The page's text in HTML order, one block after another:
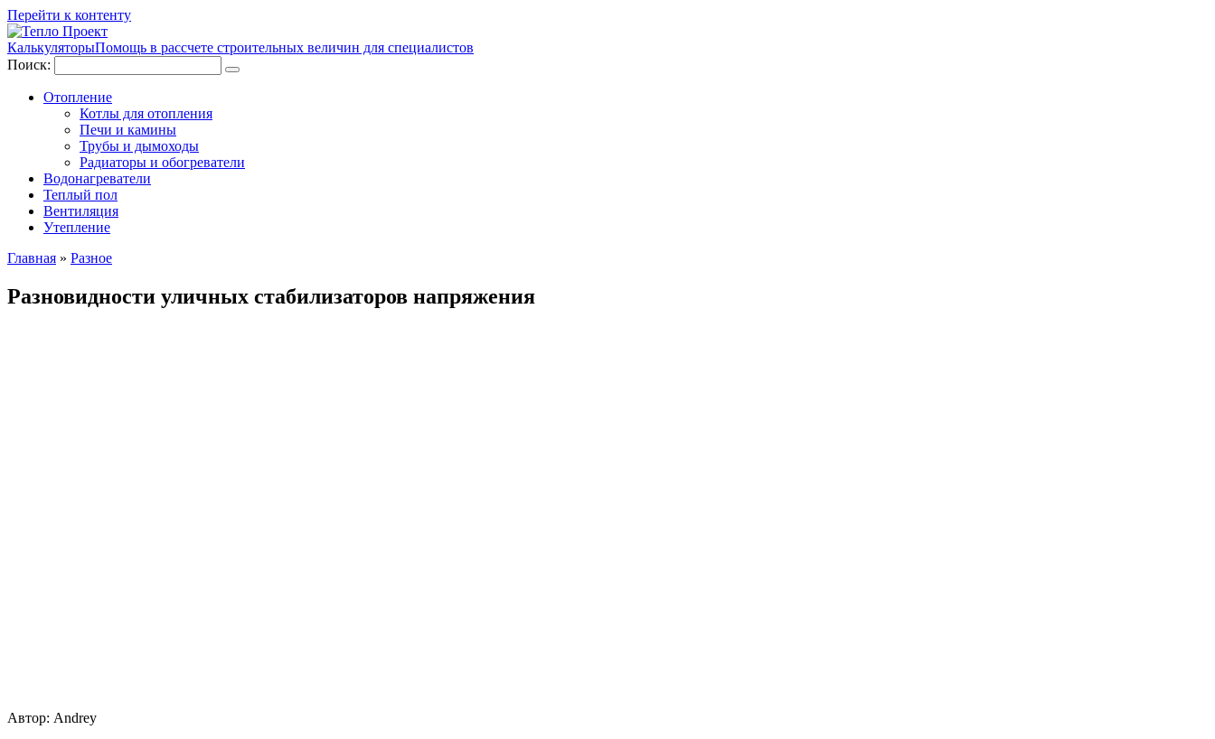
Перейти к контенту
КалькуляторыПомощь в рассчете строительных величин для специалистов
Поиск:
Отопление
Котлы для отопления
Печи и камины
Трубы и дымоходы
Радиаторы и обогреватели
Водонагреватели
Теплый пол
Вентиляция
Утепление
Главная » Разное
Разновидности уличных стабилизаторов напряжения
Автор: Andrey